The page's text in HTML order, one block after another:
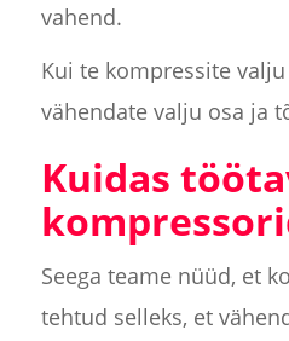
vahend.
Kui te kompressite
vähendate valju osa ja
Kuidas
Seega teame nüüd, et
tehtud selleks, et